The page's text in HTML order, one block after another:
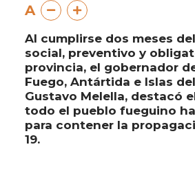
A
Al cumplirse dos meses
social, preventivo y
provincia, el gobernador
Fuego, Antártida e Islas
Gustavo Melella, destacó
todo el pueblo fueguino
para contener la
19.